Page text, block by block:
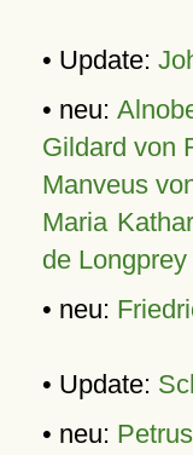
• Update:
• neu:
Gildard von
Manveus
Maria
de Longprey
• neu:
• Update:
• neu: